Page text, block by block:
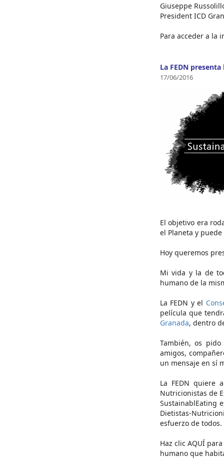
Giuseppe
President ICD
Para acceder a la
La FEDN
17/06/2016
El objetivo era
el Planeta y
Hoy queremos
Mi vida y la de
humano de la
La FEDN y el
película que
Granada, dentro
También, os
amigos,
un mensaje en sí
La FEDN quiere
Nutricionistas de
SustainablEating
Dietistas-
esfuerzo de todos.
Haz clic AQUÍ
humano que